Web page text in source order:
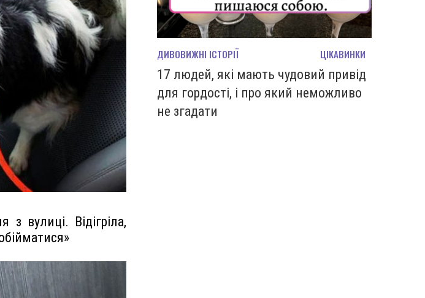
з вулиці. Відігріла,
ДИВОВИЖНІ ІСТОРІЇ ЦІКАВИНКИ
17 людей, які мають чудовий привід
для гордості, і про який неможливо
не згадати